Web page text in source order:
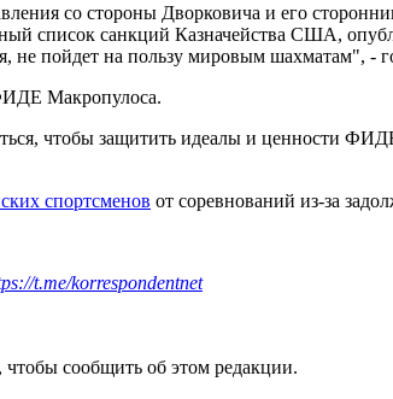
со стороны Дворковича и его
список санкций Казначейства США,
пойдет на пользу мировым шахматам", -
Макропулоса.
чтобы защитить идеалы и ценности
спортсменов от соревнований из-за
t.me/korrespondentnet
сообщить об этом редакции.